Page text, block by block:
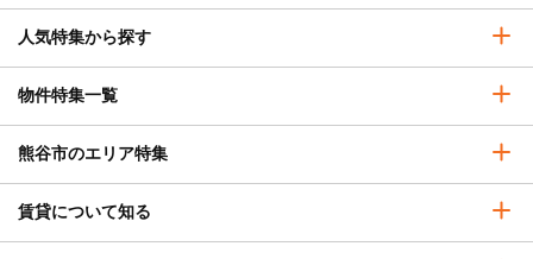
人気特集から探す
物件特集一覧
熊谷市のエリア特集
賃貸について知る